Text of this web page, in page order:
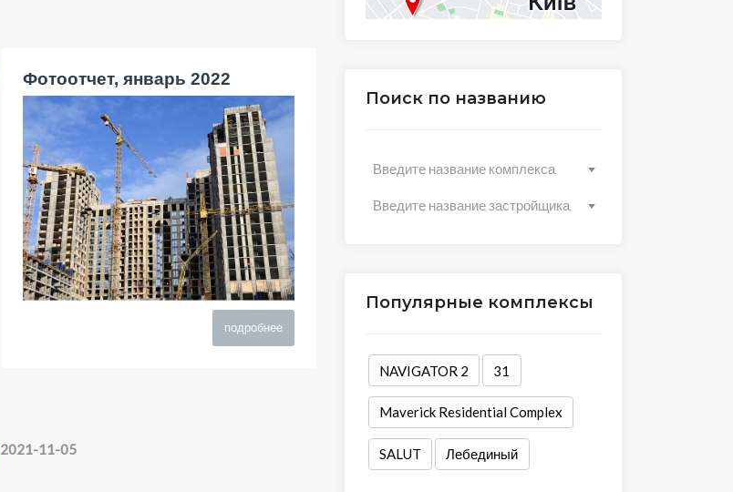
Фотоотчет, январь 2022
подробнее
2021-11-05
Поиск по названию
Введите название комплекса
Введите название застройщика
Популярные комплексы
NAVIGATOR 2 31
Maverick Residential Complex
SALUT Лебединый